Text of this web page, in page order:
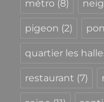
métro (8)
pigeon (2)
quartier les
restaurant (7)